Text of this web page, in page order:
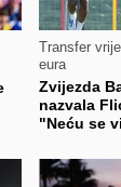
Transfer
eura
Zvijezda
nazvala
"Neću se